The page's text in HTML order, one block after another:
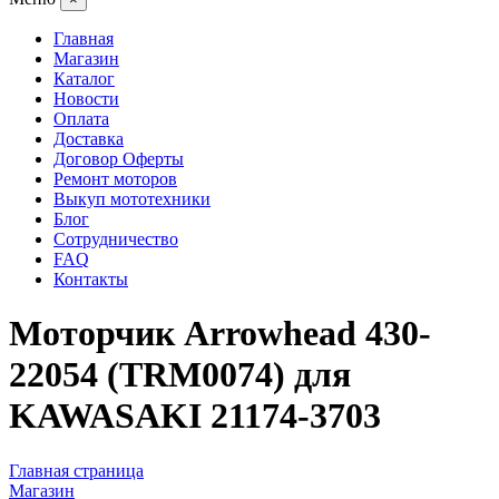
Главная
Магазин
Каталог
Новости
Оплата
Доставка
Договор Оферты
Ремонт моторов
Выкуп мототехники
Блог
Сотрудничество
FAQ
Контакты
Моторчик Arrowhead 430-
22054 (TRM0074) для
KAWASAKI 21174-3703
Главная страница
Магазин